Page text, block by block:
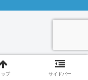
ップ サイドバー